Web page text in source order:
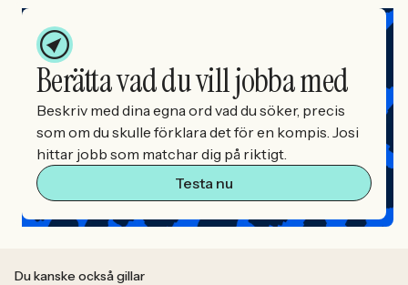
Berätta vad du vill jobba med
Beskriv med dina egna ord vad du söker, precis
som om du skulle förklara det för en kompis. Josi
hittar jobb som matchar dig på riktigt.
Testa nu
Du kanske också gillar